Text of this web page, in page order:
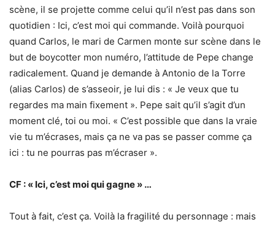
scène, il se projette comme celui qu’il n’est pas dans son
quotidien : Ici, c’est moi qui commande. Voilà pourquoi
quand Carlos, le mari de Carmen monte sur scène dans le
but de boycotter mon numéro, l’attitude de Pepe change
radicalement. Quand je demande à Antonio de la Torre
(alias Carlos) de s’asseoir, je lui dis : « Je veux que tu
regardes ma main fixement ». Pepe sait qu’il s’agit d’un
moment clé, toi ou moi. « C’est possible que dans la vraie
vie tu m’écrases, mais ça ne va pas se passer comme ça
ici : tu ne pourras pas m’écraser ».
CF : « Ici, c’est moi qui gagne » …
Tout à fait, c’est ça. Voilà la fragilité du personnage : mais